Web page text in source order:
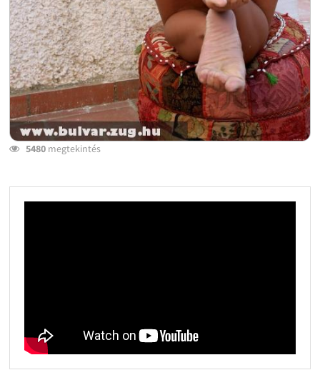
5480megtekintés